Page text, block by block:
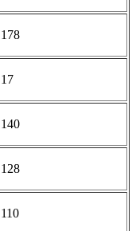
178
17
140
128
110